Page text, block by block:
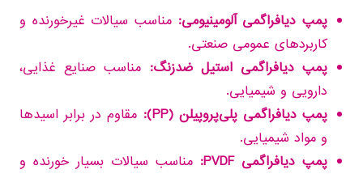
پمپ دیافراگمی آلومینیومی: مناسب سیالات غیرخورنده و
کاربردهای عمومی صنعتی.
پمپ دیافراگمی استیل ضدزنگ: مناسب صنایع غذایی،
دارویی و شیمیایی.
پمپ دیافراگمی پلی‌پروپیلن (PP):
مقاوم در برابر اسیدها
و مواد شیمیایی.
پمپ دیافراگمی PVDF:
مناسب سیالات بسیار خورنده و